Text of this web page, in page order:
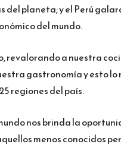
del planeta; y el Perú
del mundo.
revalorando a nuestra
gastronomía y esto lo
regiones del país.
nos brinda la
menos conocidos